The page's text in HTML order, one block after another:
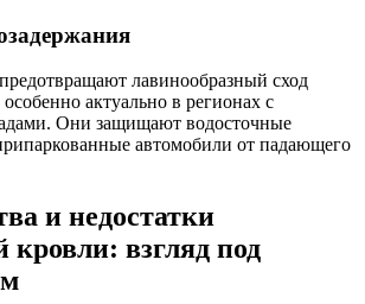
лавинообразный сход
актуально в регионах с
Они защищают водосточные
автомобили от падающего
и недостатки
кровли: взгляд под